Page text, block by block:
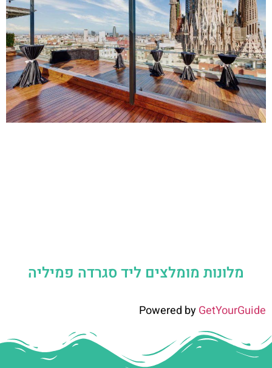
מלונות מומלצים ליד סגרדה פמיליה
Powered byGetYourGuide